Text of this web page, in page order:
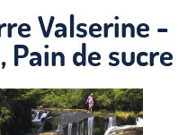
Valserine -
Pain de sucre